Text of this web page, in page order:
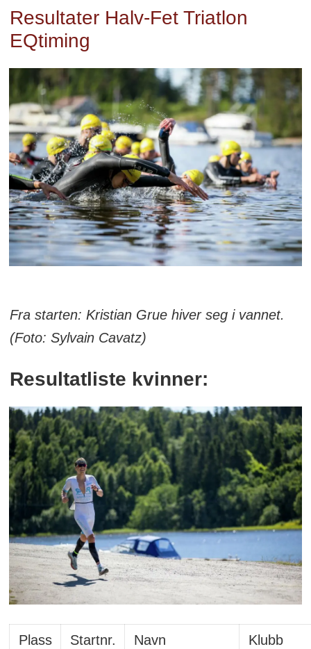
Resultater Halv-Fet Triatlon
EQtiming
Fra starten: Kristian Grue hiver seg i vannet.
(Foto: Sylvain Cavatz)
Resultatliste kvinner:
Plass Startnr. Navn Klubb